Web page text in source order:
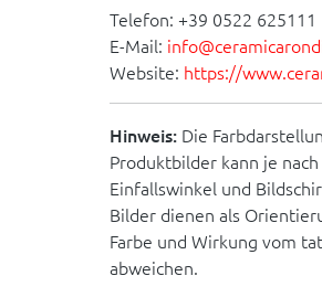
Telefon: +39 0522 625111
E-Mail:
Website: https://
Hinweis: Die
Produktbilder kann je
Einfallswinkel und
Bilder dienen als
Farbe und Wirkung vom
abweichen.